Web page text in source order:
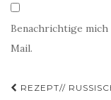
Benachrichtige
Mail.
REZEPT//